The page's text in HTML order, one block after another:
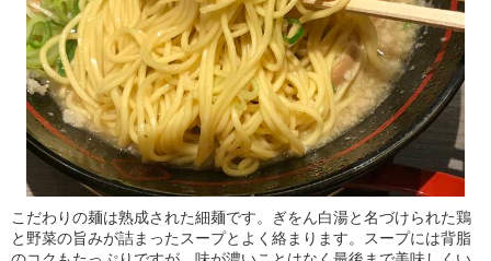
こだわりの麺は熟成された細麺です。ぎをん白湯と名づけられた鶏
と野菜の旨みが詰まったスープとよく絡まります。スープには背脂